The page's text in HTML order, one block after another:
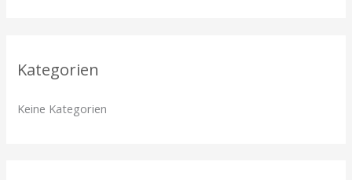
e
n
Kategorien
Keine Kategorien